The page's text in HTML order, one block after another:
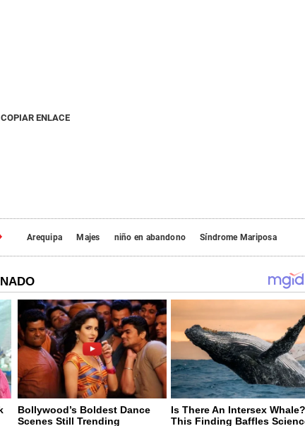
COPIAR ENLACE
Arequipa Majes niño en abandono Síndrome Mariposa